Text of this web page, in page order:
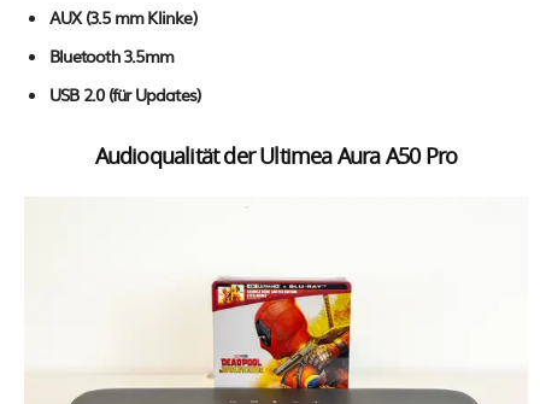
AUX (3.5 mm Klinke)
Bluetooth 3.5mm
USB 2.0 (für Updates)
Audioqualität der Ultimea Aura A50 Pro